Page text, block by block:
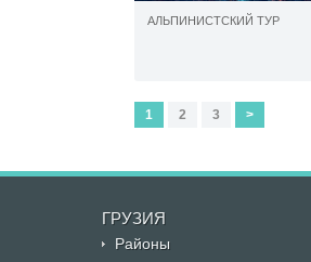
АЛЬПИНИСТСКИЙ ТУР
1 2 3 >
ГРУЗИЯ
Районы